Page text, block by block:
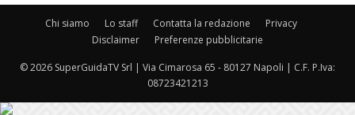
Chi siamo Lo staff Contatta la redazione
Privacy
Disclaimer
Preferenze pubblicitarie
© 2026 SuperGuidaTV Srl | Via Cimarosa 65 - 80127 Napoli | C.F. P.Iva:
08723421213